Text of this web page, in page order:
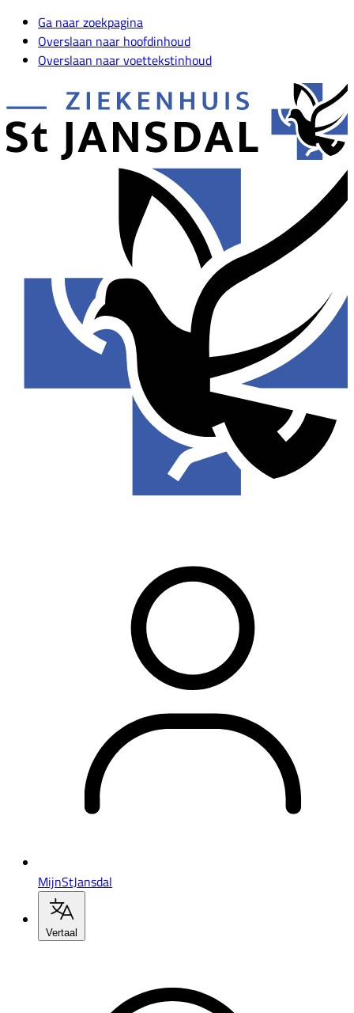
Ga naar zoekpagina
Overslaan naar hoofdinhoud
Overslaan naar voettekstinhoud
MijnStJansdal
Vertaal